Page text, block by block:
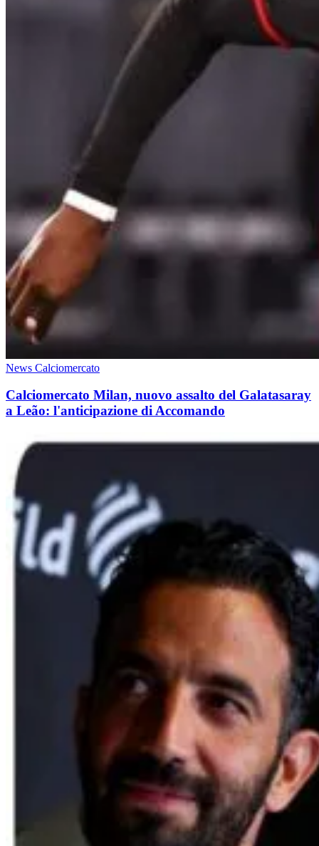
News Calciomercato
Calciomercato Milan, nuovo assalto del Galatasaray
a Leão: l'anticipazione di Accomando